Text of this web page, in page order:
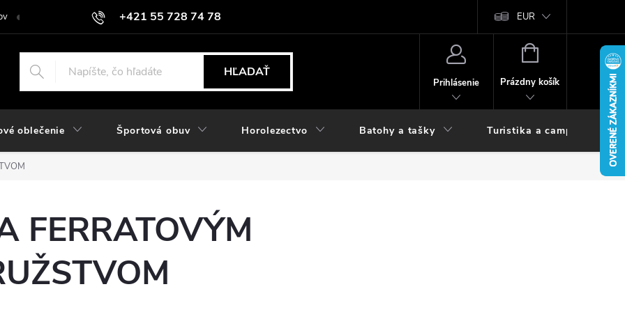
+421 55 728 74 78
objednavky@rozlomitysport.sk
Kontakt Hodnotenie obchodu EUR
HĽADAŤ
Prihlásenie
NÁKUPNÝ
Prázdny košík
oblečenie Športová obuv Horolezectvo Batohy a tašky Turistika a camping
FERRATOVÝM